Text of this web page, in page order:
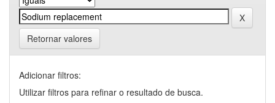
Retornar valores
Adicionar filtros:
Utilizar filtros para refinar o resultado de busca.